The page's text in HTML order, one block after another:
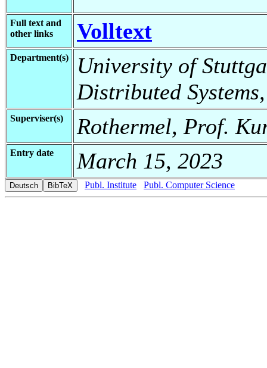
Full text and
other links
Volltext
Department(s)
University of
Distributed
Superviser(s) Rothermel, Prof.
Entry date March 15, 2023
Publ. Institute Publ. Computer Science